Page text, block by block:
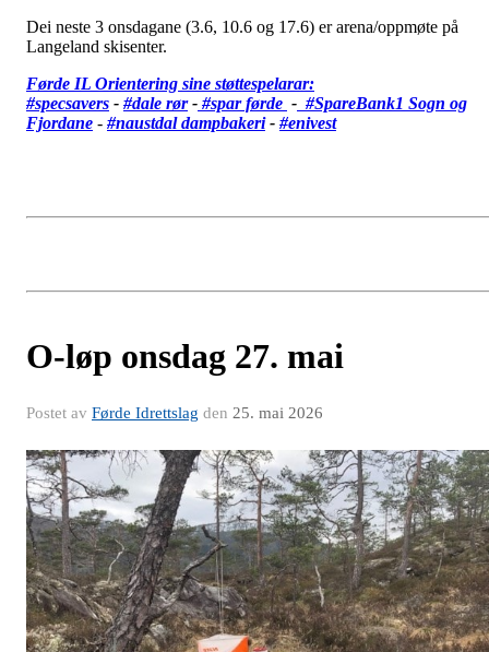
Dei neste 3 onsdagane (3.6, 10.6 og 17.6) er arena/oppmøte på
Langeland skisenter.
Førde IL Orientering sine støttespelarar:
#specsavers - #dale rør- #spar førde - #SpareBank1 Sogn og
Fjordane - #naustdal dampbakeri - #enivest
O-løp onsdag 27. mai
Postet av Førde Idrettslag den 25. mai 2026